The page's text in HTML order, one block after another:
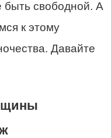
быть свободной. А
к этому
Давайте